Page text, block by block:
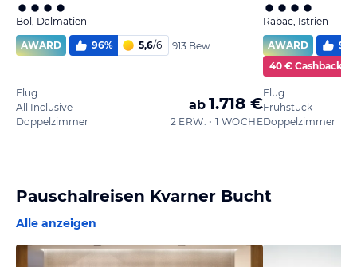
Bol, Dalmatien
AWARD
96% 5,6/6 913 Bew.
Flug
All Inclusive
Doppelzimmer
ab 1.718 €
2 ERW. • 1 WOCHE
Rabac, Istrien
AWARD
98
40 € Cashback
Flug
Frühstück
Doppelzimmer
Pauschalreisen Kvarner Bucht
Alle anzeigen